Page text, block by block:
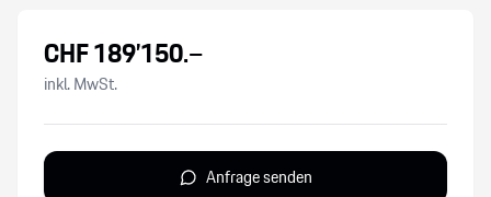
Heckklappe elektrisch
Dachhimmel in Mikrofaser
Bose Surround Sound -System
durchlaufen zusätzlich den «Porsche Approved 111 Punkte
Check». Preisinformation:
850.- ein Ablieferungspaket an. Dies umfasst:
CHF189’150.–
inkl. MwSt.
Anfrage senden